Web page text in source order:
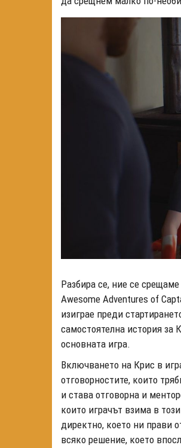
Разбира се, ние се
Awesome Adventures of
изиграе преди
самостоятелна история за
основната игра.
Включването на Крис в
отговорностите, които
и става отговорна и
които играчът взима в
директно, което ни прави
всяко решение, което